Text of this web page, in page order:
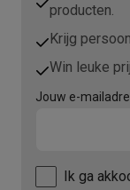
producten.
Krijg
Win leuke
Jouw e-
Ik ga